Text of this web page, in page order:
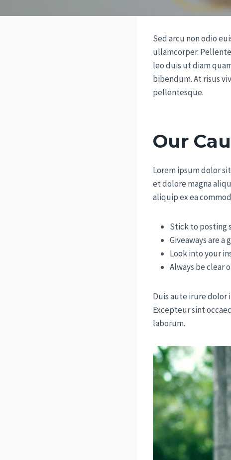
Sed arcu non odio
ullamcorper.
leo duis ut diam
bibendum. At risus
pellentesque.
Our
Lorem ipsum dolor
et dolore magna
aliquip ex ea
Stick to posting
Giveaways are
Look into your
Always be clear
Duis aute irure
Excepteur sint
laborum.